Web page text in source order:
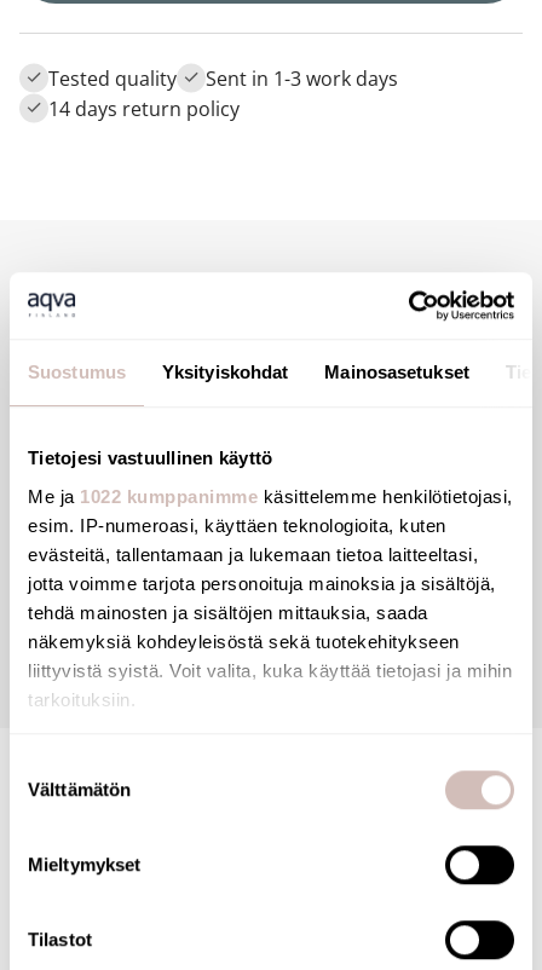
Suostumus Yksityiskohdat Mainosasetukset
Tietojesi vastuullinen käyttö
Me ja 1022 kumppanimme käsittelemme henkilötietojasi,
esim. IP-numeroasi, käyttäen teknologioita, kuten
evästeitä, tallentamaan ja lukemaan tietoa laitteeltasi,
jotta voimme tarjota personoituja mainoksia ja sisältöjä,
tehdä mainosten ja sisältöjen mittauksia, saada
näkemyksiä kohdeyleisöstä sekä tuotekehitykseen
liittyvistä syistä. Voit valita, kuka käyttää tietojasi ja mihin
tarkoituksiin.
Kerätä tietoja maantieteellisestä sijainnistasi,
Tunnistaa laitteesi skannaamalla sen ominaispiirteitä
aktiivisesti (sormenjäljen muodostaminen)
voit määrittää asetuksesi
. Voit muuttaa
valinta
Välttämätön
Mieltymykset
Tilastot
Tested quality
Sent in 1-3 work days
14 days return policy
Description
PE
Reviews
Questions
FINNISH ONLINE SHOP